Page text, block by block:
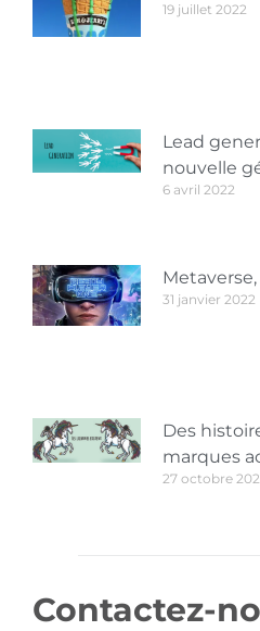
19 juillet 2022
Lead
nouvelle
6 avril 2022
31 janvier 2022
Des
marques
27 octobre
Contactez-